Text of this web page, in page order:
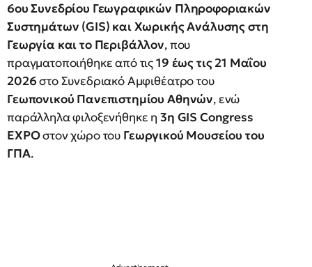
6ου Συνεδρίου Γεωγραφικών Πληροφοριακών
Συστημάτων (GIS) και Χωρικής Ανάλυσης στη
Γεωργία και το Περιβάλλον, που
πραγματοποιήθηκε από τις19 έως τις 21 Μαΐου
2026στο Συνεδριακό Αμφιθέατρο του
Γεωπονικού Πανεπιστημίου Αθηνών, ενώ
παράλληλα φιλοξενήθηκε η 3η GIS Congress
EXPOστον χώρο του Γεωργικού Μουσείου του
ΓΠΑ.